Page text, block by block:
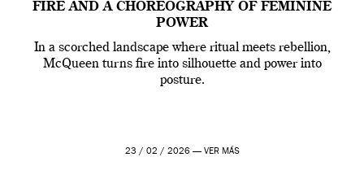
FIRE AND A CHOREOGRAPHY OF FEMININE
POWER
In a scorched landscape where ritual meets rebellion,
McQueen turns fire into silhouette and power into
posture.
23 / 02 / 2026 — VER MÁS